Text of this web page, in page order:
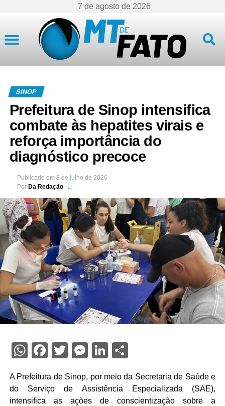
7 de agosto de 2026
SINOP
Prefeitura de Sinop intensifica
combate às hepatites virais e
reforça importância do
diagnóstico precoce
Publicado em 8 de julho de 2026
Por Da Redação
WhatsApp
Facebook
TwitterMessenger
LinkedIn
A Prefeitura de Sinop, por meio da Secretaria de Saúde e
do Serviço de Assistência Especializada (SAE),
intensifica as ações de conscientização sobre a